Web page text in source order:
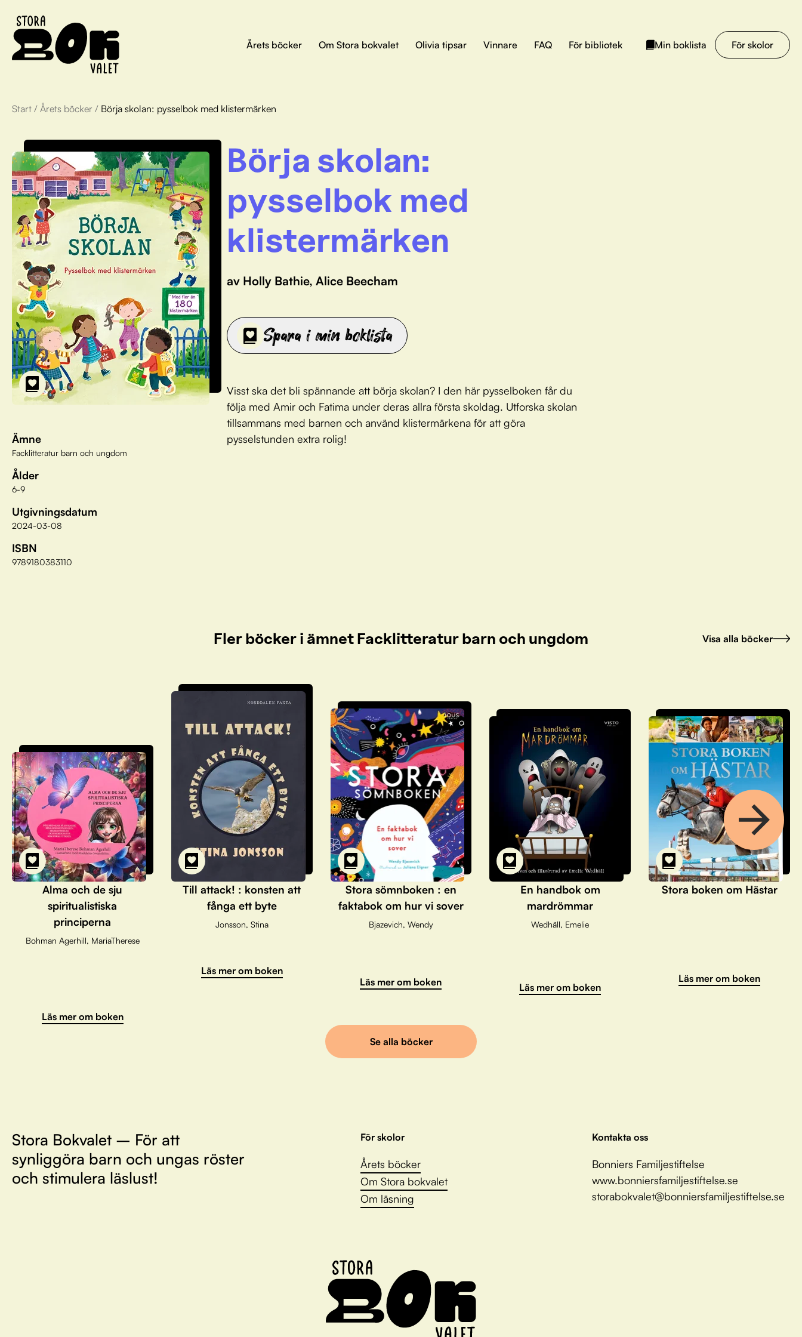
Årets böcker Om Stora bokvalet Olivia tipsar Vinnare FAQ För bibliotek Min boklista För skolor
Start / Årets böcker / Börja skolan: pysselbok med klistermärken
Ämne
Facklitteratur barn och ungdom
Ålder
6-9
Utgivningsdatum
2024-03-08
ISBN
9789180383110
Börja skolan:
pysselbok med
klistermärken
av Holly Bathie, Alice Beecham
Spara i min boklista
Visst ska det bli spännande att börja skolan? I den här pysselboken får du
följa med Amir och Fatima under deras allra första skoldag. Utforska skolan
tillsammans med barnen och använd klistermärkena för att göra
pysselstunden extra rolig!
Fler böcker i ämnet Facklitteratur barn och ungdom Visa alla böcker
Alma och de sju
spiritualistiska
principerna
Bohman Agerhill, MariaTherese
Läs mer om boken
Till attack! : konsten att
fånga ett byte
Jonsson, Stina
Läs mer om boken
Stora sömnboken : en
faktabok om hur vi sover
Bjazevich, Wendy
Läs mer om boken
En handbok om
mardrömmar
Wedhäll, Emelie
Läs mer om boken
Stora boken om Hästar
Läs mer om boken
Se alla böcker
Stora Bokvalet – För att
synliggöra barn och ungas röster
och stimulera läslust!
För skolor
Årets böcker
Om Stora bokvalet
Om läsning
Kontakta oss
Bonniers Familjestiftelse
www.bonniersfamiljestiftelse.se
storabokvalet@bonniersfamiljestiftelse.se